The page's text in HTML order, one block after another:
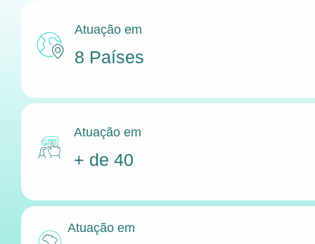
Atuação em
8 Países
Atuação em
+ de 40
Atuação em